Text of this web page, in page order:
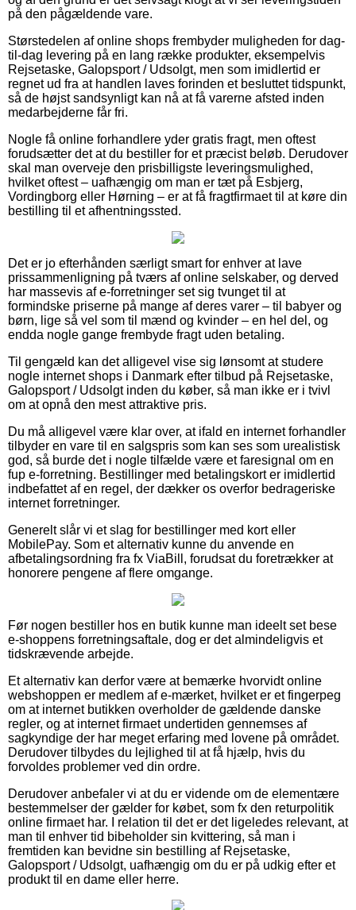
på den pågældende vare.
Størstedelen af online shops frembyder muligheden for dag-
til-dag levering på en lang række produkter, eksempelvis
Rejsetaske, Galopsport / Udsolgt, men som imidlertid er
regnet ud fra at handlen laves forinden et besluttet tidspunkt,
så de højst sandsynligt kan nå at få varerne afsted inden
medarbejderne får fri.
Nogle få online forhandlere yder gratis fragt, men oftest
forudsætter det at du bestiller for et præcist beløb. Derudover
skal man overveje den prisbilligste leveringsmulighed,
hvilket oftest – uafhængig om man er tæt på Esbjerg,
Vordingborg eller Hørning – er at få fragtfirmaet til at køre din
bestilling til et afhentningssted.
Det er jo efterhånden særligt smart for enhver at lave
prissammenligning på tværs af online selskaber, og derved
har massevis af e-forretninger set sig tvunget til at
formindske priserne på mange af deres varer – til babyer og
børn, lige så vel som til mænd og kvinder – en hel del, og
endda nogle gange frembyde fragt uden betaling.
Til gengæld kan det alligevel vise sig lønsomt at studere
nogle internet shops i Danmark efter tilbud på Rejsetaske,
Galopsport / Udsolgt inden du køber, så man ikke er i tvivl
om at opnå den mest attraktive pris.
Du må alligevel være klar over, at ifald en internet forhandler
tilbyder en vare til en salgspris som kan ses som urealistisk
god, så burde det i nogle tilfælde være et faresignal om en
fup e-forretning. Bestillinger med betalingskort er imidlertid
indbefattet af en regel, der dækker os overfor bedrageriske
internet forretninger.
Generelt slår vi et slag for bestillinger med kort eller
MobilePay. Som et alternativ kunne du anvende en
afbetalingsordning fra fx ViaBill, forudsat du foretrækker at
honorere pengene af flere omgange.
Før nogen bestiller hos en butik kunne man ideelt set bese
e-shoppens forretningsaftale, dog er det almindeligvis et
tidskrævende arbejde.
Et alternativ kan derfor være at bemærke hvorvidt online
webshoppen er medlem af e-mærket, hvilket er et fingerpeg
om at internet butikken overholder de gældende danske
regler, og at internet firmaet undertiden gennemses af
sagkyndige der har meget erfaring med lovene på området.
Derudover tilbydes du lejlighed til at få hjælp, hvis du
forvoldes problemer ved din ordre.
Derudover anbefaler vi at du er vidende om de elementære
bestemmelser der gælder for købet, som fx den returpolitik
online firmaet har. I relation til det er det ligeledes relevant, at
man til enhver tid bibeholder sin kvittering, så man i
fremtiden kan bevidne sin bestilling af Rejsetaske,
Galopsport / Udsolgt, uafhængig om du er på udkig efter et
produkt til en dame eller herre.